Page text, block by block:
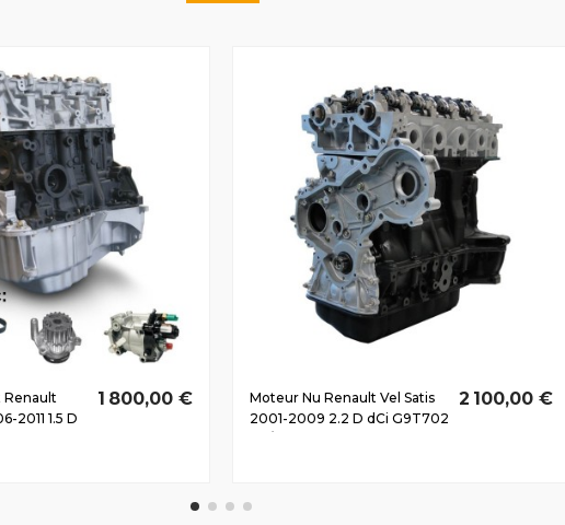
Renault
2011 1.5 D
1 800,00 €
Moteur Nu Renault Vel Satis
2001-2009 2.2 D dCi G9T702
2 100,00 €